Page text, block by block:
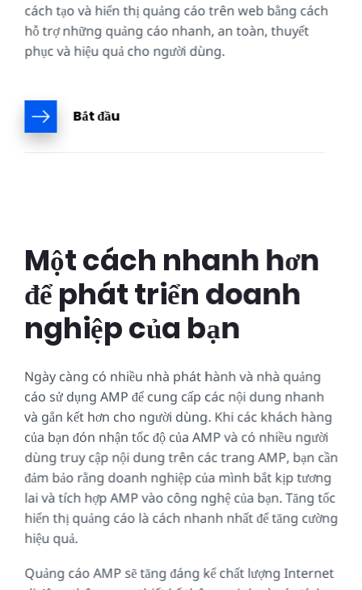
cách tạo và hiển thị quảng cáo trên web bằng cách
hỗ trợ những quảng cáo nhanh, an toàn, thuyết
phục và hiệu quả cho người dùng.
Bắt đầu
Một cách nhanh hơn
để phát triển doanh
nghiệp của bạn
Ngày càng có nhiều nhà phát hành và nhà quảng
cáo sử dụng AMP để cung cấp các nội dung nhanh
và gắn kết hơn cho người dùng. Khi các khách hàng
của bạn đón nhận tốc độ của AMP và có nhiều người
dùng truy cập nội dung trên các trang AMP, bạn cần
đảm bảo rằng doanh nghiệp của mình bắt kịp tương
lai và tích hợp AMP vào công nghệ của bạn. Tăng tốc
hiển thị quảng cáo là cách nhanh nhất để tăng cường
hiệu quả.
Quảng cáo AMP sẽ tăng đáng kể chất lượng Internet